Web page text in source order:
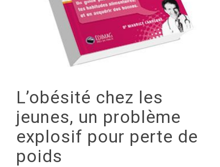
L’obésité chez les
jeunes, un problème
explosif pour perte de
poids